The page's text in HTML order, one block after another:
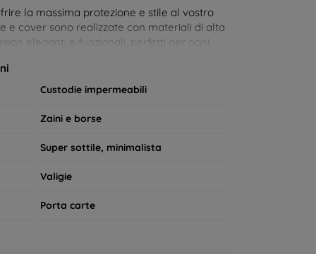
la massima protezione e stile al vostro
e cover sono realizzate con materiali di alta
eleganti e funzionali, perfetti per ogni
Custodie impermeabili
Zaini e borse
Super sottile, minimalista
Valigie
Porta carte